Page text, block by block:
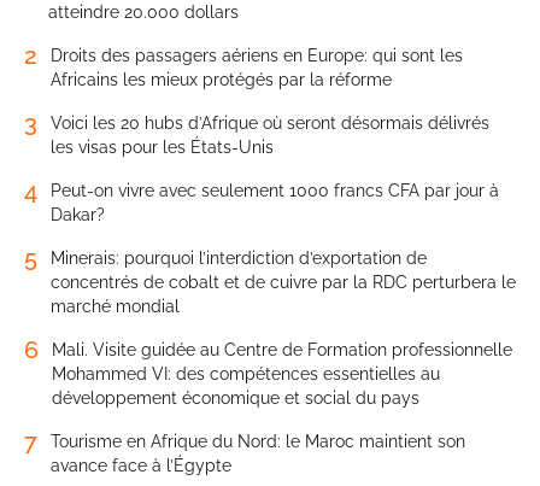
atteindre 20.000 dollars
2
Droits des passagers aériens en Europe: qui sont les
Africains les mieux protégés par la réforme
3
Voici les 20 hubs d’Afrique où seront désormais délivrés
les visas pour les États-Unis
4
Peut-on vivre avec seulement 1000 francs CFA par jour à
Dakar?
5
Minerais: pourquoi l’interdiction d’exportation de
concentrés de cobalt et de cuivre par la RDC perturbera le
marché mondial
6
Mali. Visite guidée au Centre de Formation professionnelle
Mohammed VI: des compétences essentielles au
développement économique et social du pays
7
Tourisme en Afrique du Nord: le Maroc maintient son
avance face à l’Égypte